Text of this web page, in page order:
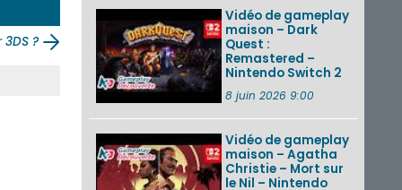
?
VOIR PLUS DE NEWS
Vidéo de gameplay
maison – Dark
Quest :
Remastered –
Nintendo Switch 2
8 juin 2026 9:00
Vidéo de gameplay
maison – Agatha
Christie – Mort sur
le Nil – Nintendo